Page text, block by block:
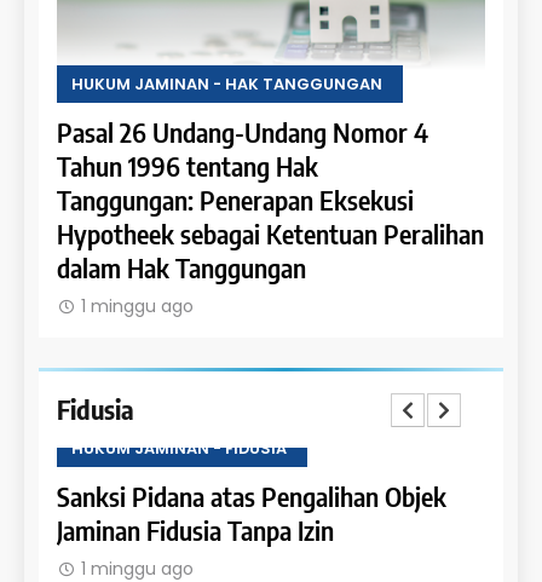
HUKUM JAMINAN - HAK TANGGUNGAN
Pasal 26 Undang-Undang Nomor 4
Tahun 1996 tentang Hak
Tanggungan: Penerapan Eksekusi
Hypotheek sebagai Ketentuan Peralihan
dalam Hak Tanggungan
1 minggu ago
Fidusia
HUKUM JAMINAN - FIDUSIA
Sanksi Pidana atas Pengalihan Objek
Jaminan Fidusia Tanpa Izin
1 minggu ago